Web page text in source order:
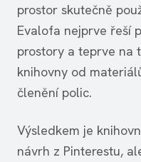
prostor skutečně
Evalofa nejprve řeší
prostory a teprve na
knihovny od
členění polic.
Výsledkem je
návrh z Pinterestu,